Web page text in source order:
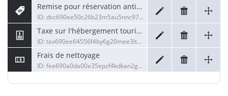
Remise pour réservation anticipée
ID: dsc690ee50c26b23m5au5nnc97i4apic
Taxe sur l'hébergement touristique
ID: tax690ee64556f4by6g20mee3ltuf4o3
Frais de nettoyage
ID: fee690a0da00e35epzf4kdkan2g36dea